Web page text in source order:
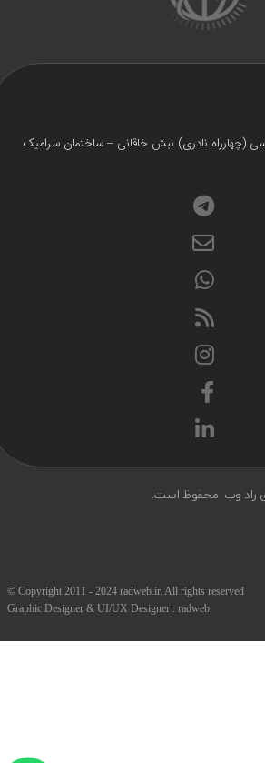
نادری) نبش خاقانی – ساختمان سرامیک
وب محفوظ است.
© Copyright 2011 - 2024 radweb.ir. All rights reserved
Graphic Designer & UI/UX Designer :radweb